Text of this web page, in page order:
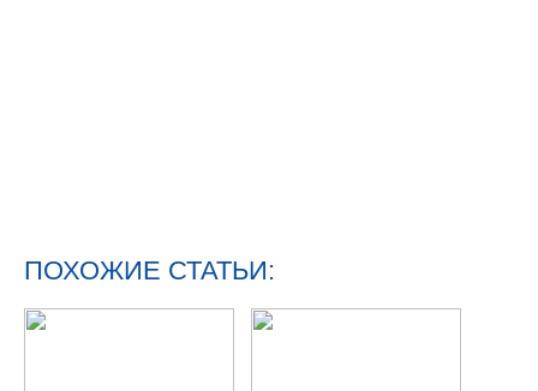
ПОХОЖИЕ СТАТЬИ: